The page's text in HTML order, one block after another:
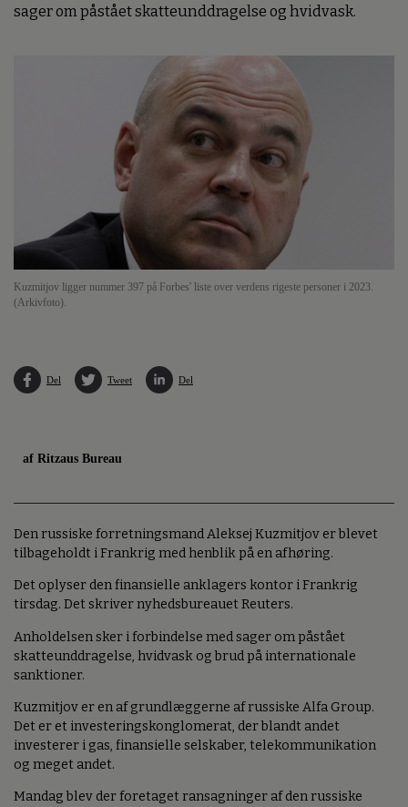
sager om påstået skatteunddragelse og hvidvask.
Kuzmitjov ligger nummer 397 på Forbes' liste over verdens rigeste personer i 2023.
(Arkivfoto).
Del Tweet Del
af Ritzaus Bureau
Den russiske forretningsmand Aleksej Kuzmitjov er blevet
tilbageholdt i Frankrig med henblik på en afhøring.
Det oplyser den finansielle anklagers kontor i Frankrig
tirsdag. Det skriver nyhedsbureauet Reuters.
Anholdelsen sker i forbindelse med sager om påstået
skatteunddragelse, hvidvask og brud på internationale
sanktioner.
Kuzmitjov er en af grundlæggerne af russiske Alfa Group.
Det er et investeringskonglomerat, der blandt andet
investerer i gas, finansielle selskaber, telekommunikation
og meget andet.
Mandag blev der foretaget ransagninger af den russiske